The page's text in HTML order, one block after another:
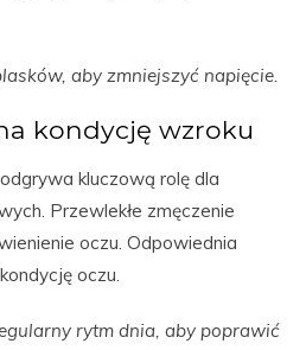
aby zmniejszyć napięcie.
kondycję wzroku
kluczową rolę dla
Przewlekłe zmęczenie
oczu. Odpowiednia
oczu.
rytm dnia, aby poprawić